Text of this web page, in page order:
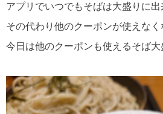
アプリでいつでもそばは大盛りに出
その代わり他のクーポンが使えなく
今日は他のクーポンも使えるそば大